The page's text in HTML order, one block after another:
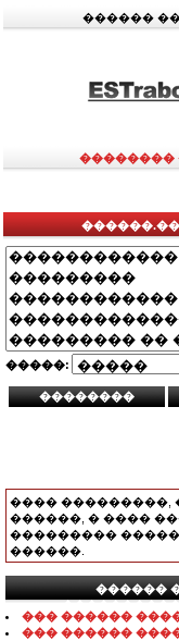
������
��������
�����:
���� ���������,
������, � ����
���������
������.
������
��� ������
��� ������